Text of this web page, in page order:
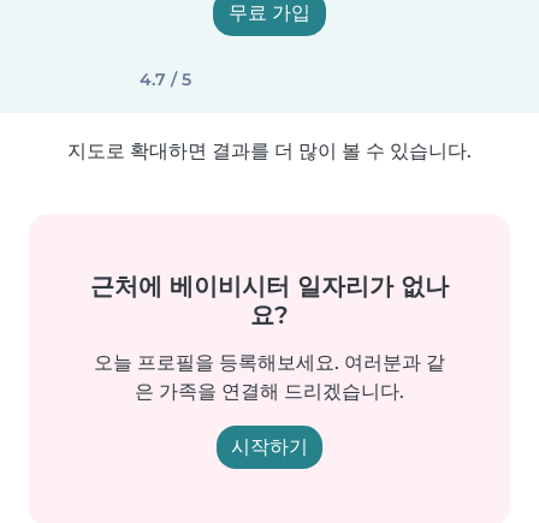
무료 가입
4.7 / 5
지도로 확대하면 결과를 더 많이 볼 수 있습니다.
근처에 베이비시터 일자리가 없나
요?
오늘 프로필을 등록해보세요. 여러분과 같
은 가족을 연결해 드리겠습니다.
시작하기